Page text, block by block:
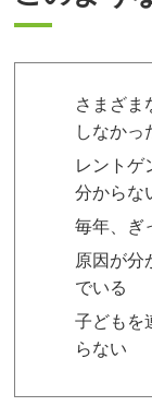
さまざま
しなかっ
レントゲ
分からな
毎年、ぎ
原因が分
でいる
子どもを
らない